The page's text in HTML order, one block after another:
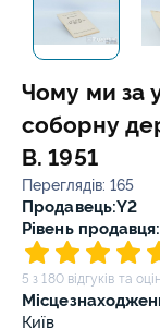
Чому ми за
соборну
В. 1951
Переглядів: 165
Продавець:Y2
Рівень
5 з 180 відгуків та
Київ